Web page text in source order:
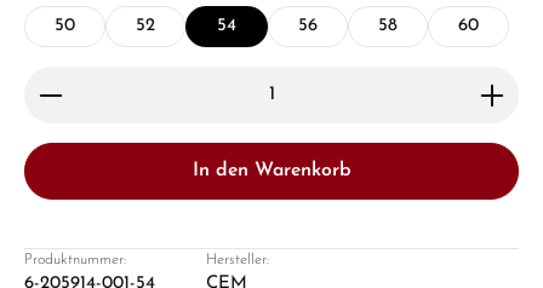
Fragen? Wir beraten Sie persönlich:
50 52 54 56 58 60
Produkt Anzahl: Gib den gewünschten Wert ein
In den Warenkorb
Produktnummer:
6-205914-001-54
Hersteller:
CEM